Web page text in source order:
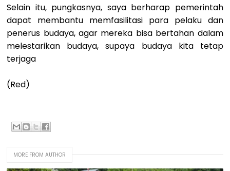
Selain itu, pungkasnya, saya berharap pemerintah
dapat membantu memfasilitasi para pelaku dan
penerus budaya, agar mereka bisa bertahan dalam
melestarikan budaya, supaya budaya kita tetap
terjaga
(Red)
MORE FROM AUTHOR